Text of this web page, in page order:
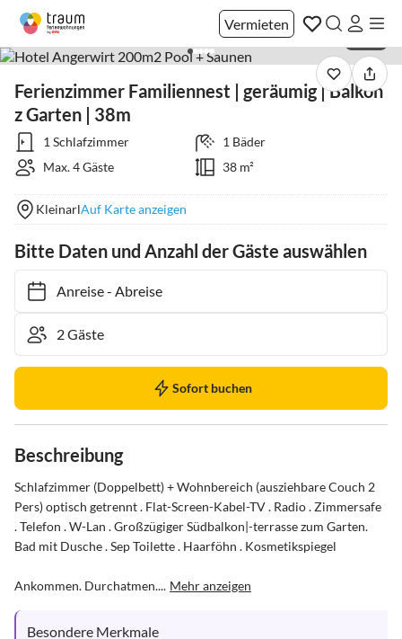
Vermieten
Ferienzimmer Familiennest | geräumig | Balkon
z Garten | 38m
1 Schlafzimmer
1 Bäder
Max. 4 Gäste
38 m²
KleinarlAuf Karte anzeigen
Bitte Daten und Anzahl der Gäste auswählen
Anreise- Abreise
Sofort buchen
Beschreibung
Schlafzimmer (Doppelbett) + Wohnbereich (ausziehbare Couch 2
Pers) optisch getrennt . Flat-Screen-Kabel-TV . Radio . Zimmersafe
. Telefon . W-Lan . Großzügiger Südbalkon|-terrasse zum Garten.
Bad mit Dusche . Sep Toilette . Haarföhn . Kosmetikspiegel
Ankommen. Durchatmen.... Mehr anzeigen
Besondere Merkmale